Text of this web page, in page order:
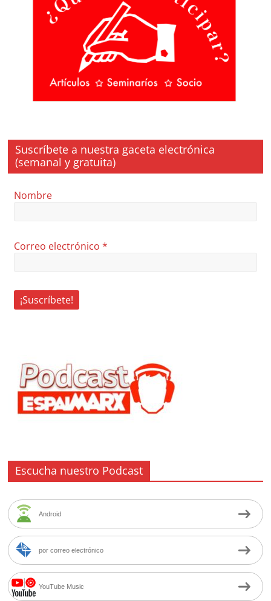
Suscríbete a nuestra gaceta electrónica
(semanal y gratuita)
Nombre
Correo electrónico*
Escucha nuestro Podcast
Android
por correo electrónico
YouTube Music